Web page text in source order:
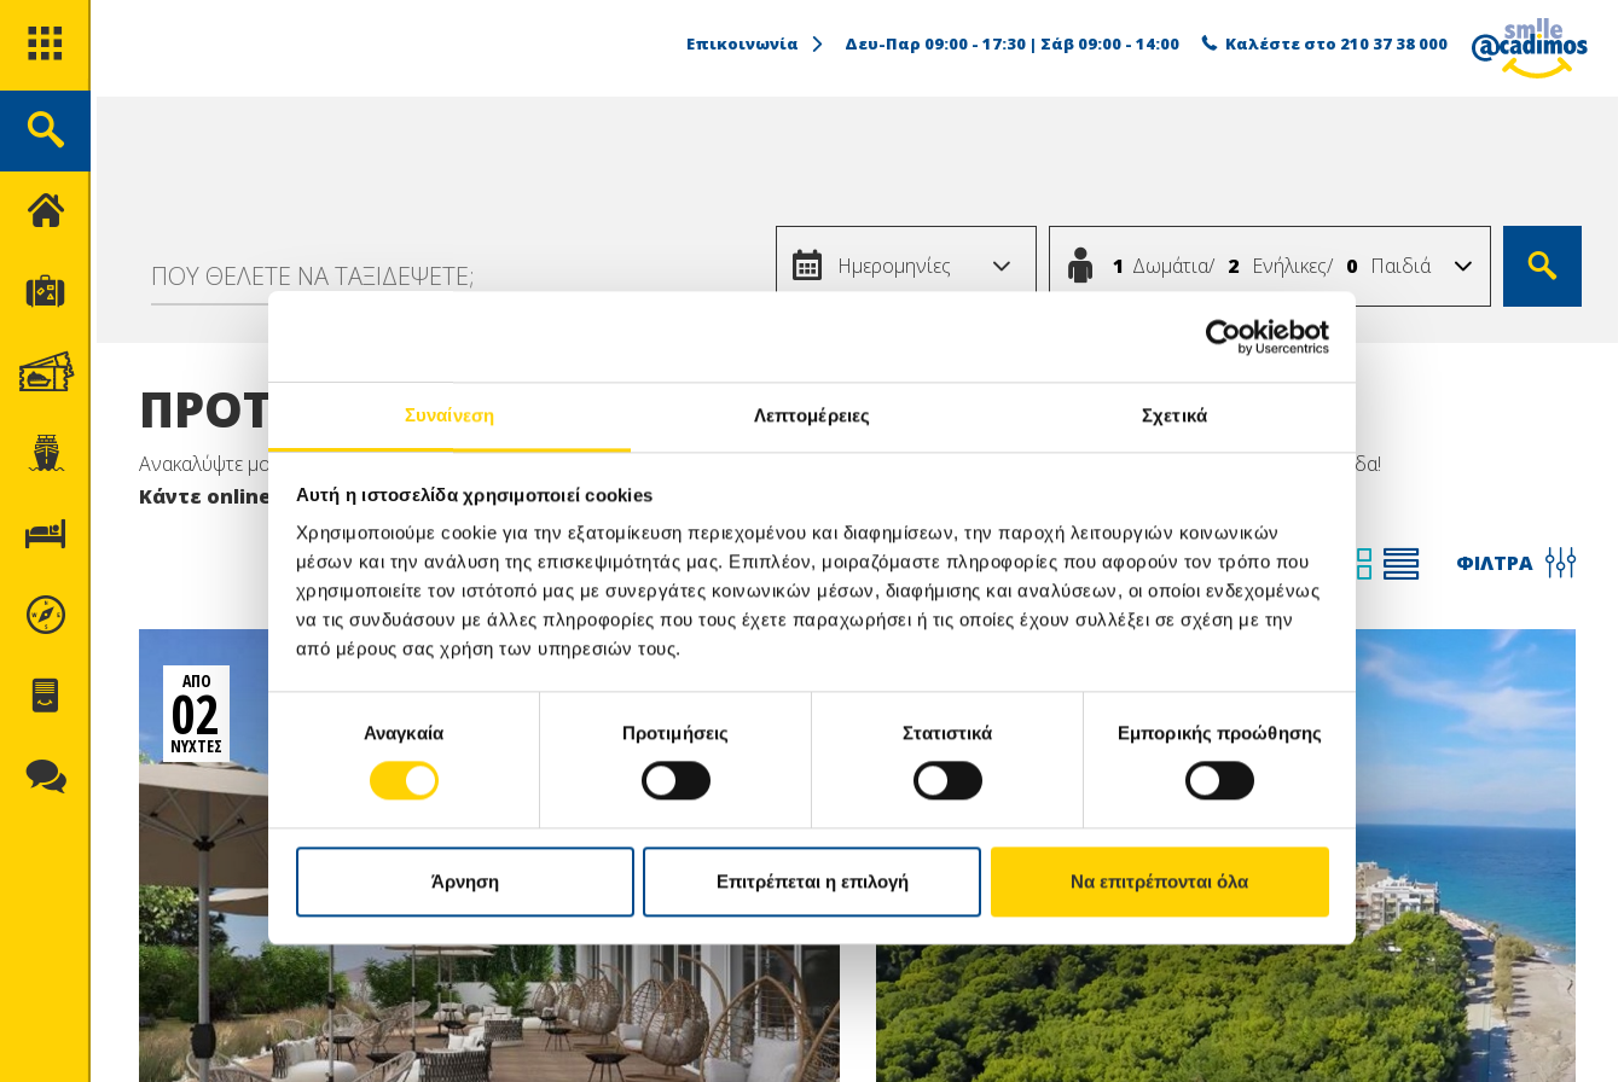
Συναίνεση Λεπτομέρειες Σχετικά
Αυτή η ιστοσελίδα χρησιμοποιεί cookies
Χρησιμοποιούμε cookie για την εξατομίκευση περιεχομένου και διαφημίσεων, την παροχή λειτουργιών κοινωνικών
μέσων και την ανάλυση της επισκεψιμότητάς μας. Επιπλέον, μοιραζόμαστε πληροφορίες που αφορούν τον τρόπο που
χρησιμοποιείτε τον ιστότοπό μας με συνεργάτες κοινωνικών μέσων, διαφήμισης και αναλύσεων, οι οποίοι ενδεχομένως
να τις συνδυάσουν με άλλες πληροφορίες που τους έχετε παραχωρήσει ή τις οποίες έχουν συλλέξει σε σχέση με την
από μέρους σας χρήση των υπηρεσιών τους.
συγκατάθεσηςΑναγκαία Προτιμήσεις Στατιστικά Εμπορικής προώθησης
Άρνηση Επιτρέπεται η επιλογή Να επιτρέπονται όλα
ΤΑΞΊΔΙΑ
ΚΡΟΥΑΖΙΕΡΕΣ
ΈΝΤΥΠΑ
ΕΠΙΚΟΙΝΩΝΊΑ
Επικοινωνία Δευ-Παρ 09:00 - 17:30 | Σάβ 09:00 - 14:00 Καλέστε στο 210 37 38 000
ΠΟΥ ΘΕΛΕΤΕ ΝΑ ΤΑΞΙΔΕΨΕΤΕ; Ημερομηνίες Δωμάτια
Δωμάτια/ Ενήλικες
Ενήλικες/ ΠαιδιάΠαιδιά
ΠΡΟΤΕΙΝΟΜΕΝΑ ΞΕΝΟΔΟΧΕΙΑ
Ανακαλύψτε μοναδικές προτάσεις διαμονής και πακέτα All Inclusive σε επιλεγμένα ξενοδοχεία στους πιο όμορφους προορισμούς στην Ελλάδα!
Κάντε online την κράτησή σας γρήγορα, εύκολα και με ασφάλεια!
ΜΟΝΟ ΠΡΟΣΦΟΡΕΣ ΠΡΟΕΠΙΛΕΓΜΕΝΗ ΠΡΟΒΟΛΗ ΦΙΛΤΡΑ
ΑΠΟ
02
ΝΥΧΤΕΣ 03
ΝΥΧΤΕΣ